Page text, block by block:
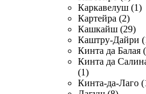
Каркавелуш (1)
Картейра (2)
Кашкайш (29)
Каштру-Дайри
Кинта да Балая
Кинта да
(1)
Кинта-да-Лаго